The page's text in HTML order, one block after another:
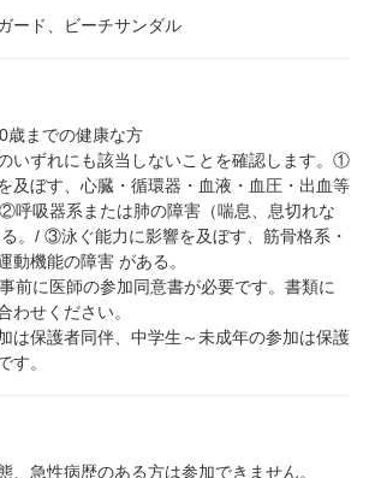
ード、ビーチサンダル
歳までの健康な方
いずれにも該当しないことを確認します。①
及ぼす、心臓・循環器・血液・血圧・出血等
呼吸器系または肺の障害（喘息、息切れな
。/ ③泳ぐ能力に影響を及ぼす、筋骨格系・
動機能の障害 がある。
前に医師の参加同意書が必要です。書類に
わせください。
は保護者同伴、中学生～未成年の参加は保護
す。
、急性病歴のある方は参加できません。